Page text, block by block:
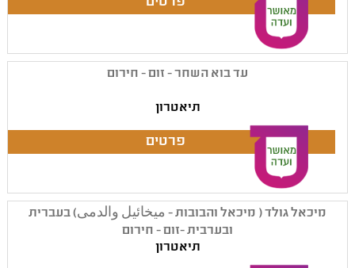
עד בוא השחר - זום - חירום
תיאטרון
מיכאל גולד ( מיכאל והבובות - ميخائيل والدمى) בעברית
ובערבית -זום - חירום
תיאטרון